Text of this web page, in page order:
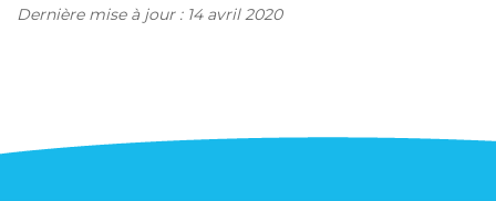
Dernière mise à jour : 14 avril 2020